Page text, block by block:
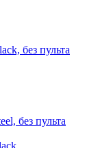
без пульта
без пульта